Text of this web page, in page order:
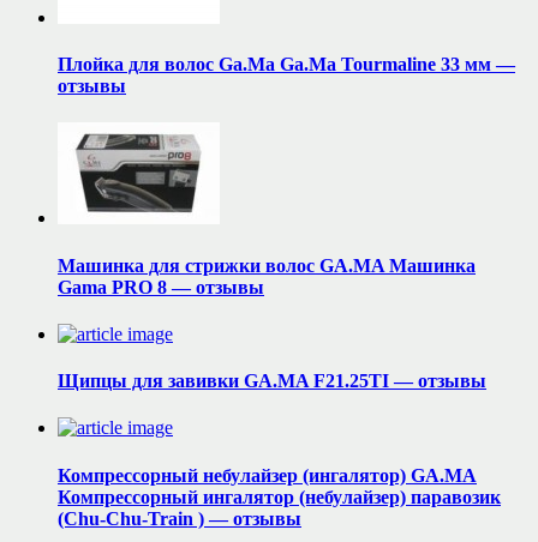
Плойка для волос Gа.Mа Gа.Mа Tourmaline 33 мм —
отзывы
Машинка для стрижки волос GA.MA Машинка
Gama PRO 8 — отзывы
Щипцы для завивки GA.MA F21.25TI — отзывы
Компрессорный небулайзер (ингалятор) GA.MA
Компрессорный ингалятор (небулайзер) паравозик
(Chu-Chu-Train ) — отзывы